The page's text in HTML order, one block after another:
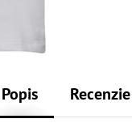
Popis Recenzie